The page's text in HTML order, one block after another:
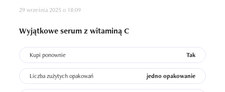
29 września 2025 o 18:09
Wyjątkowe serum z witaminą C
Kupi ponownie Tak
Liczba zużytych opakowań jedno opakowanie